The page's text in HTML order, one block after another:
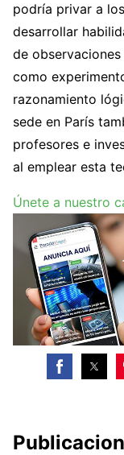
podría privar a
desarrollar
de
como
razonamiento
sede en París
profesores e
al emplear esta
Únete a nuestro